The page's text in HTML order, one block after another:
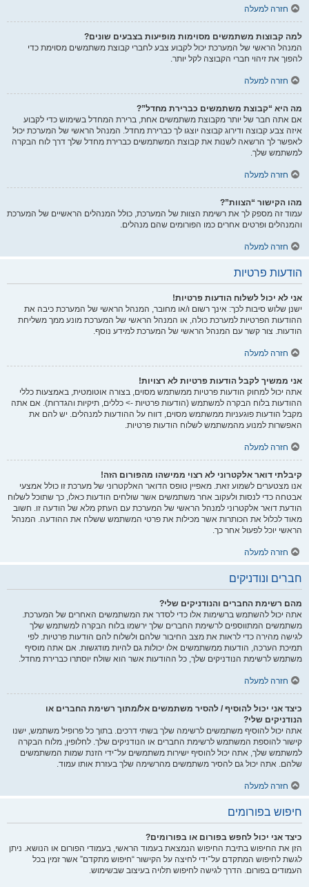
חזרה למעלה
למה קבוצות משתמשים מסוימות מופיעות בצבעים שונים?
המנהל הראשי של המערכת יכול לקבוע צבע לחברי קבוצת משתמשים מסוימת כדי
להפוך את זיהוי חברי הקבוצה לקל יותר.
חזרה למעלה
מה היא “קבוצת משתמשים כברירת מחדל”?
אם אתה חבר של יותר מקבוצת משתמשים אחת, ברירת המחדל בשימוש כדי לקבוע
איזה צבע קבוצה ודירוג קבוצה יוצגו לך כברירת מחדל. המנהל הראשי של המערכת יכול
לאפשר לך הרשאה לשנות את קבוצת המשתמשים כברירת מחדל שלך דרך לוח הבקרה
למשתמש שלך.
חזרה למעלה
מהו הקישור “הצוות”?
עמוד זה מספק לך את רשימת הצוות של המערכת, כולל המנהלים הראשיים של המערכת
והמנהלים ופרטים אחרים כמו הפורומים שהם מנהלים.
חזרה למעלה
הודעות פרטיות
אני לא יכול לשלוח הודעות פרטיות!
ישנן שלוש סיבות לכך: אינך רשום ו/או מחובר, המנהל הראשי של המערכת כיבה את
ההודעות הפרטיות למערכת כולה, או המנהל הראשי של המערכת מונע ממך משליחת
הודעות. צור קשר עם המנהל הראשי של המערכת למידע נוסף.
חזרה למעלה
אני ממשיך לקבל הודעות פרטיות לא רצויות!
אתה יכול למחוק הודעות פרטיות ממשתמש מסוים, בצורה אוטומטית, באמצעות כללי
ההודעות בלוח הבקרה למשתמש (הודעות פרטיות -> כללים, תיקיות והגדרות). אם אתה
מקבל הודעות פוגעניות ממשתמש מסוים, דווח על ההודעות למנהלים. יש להם את
האפשרות למנוע מהמשתמש לשלוח הודעות פרטיות.
חזרה למעלה
קיבלתי דואר אלקטרוני לא רצוי ממישהו מהפורום הזה!
אנו מצטערים לשמוע זאת. מאפיין טופס הדואר האלקטרוני של מערכת זו כולל אמצעי
אבטחה כדי לנסות ולעקוב אחר משתמשים אשר שולחים הודעות כאלו, כך שתוכל לשלוח
הודעת דואר אלקטרוני למנהל הראשי של המערכת עם העתק מלא של הודעה זו. חשוב
מאוד לכלול את הכותרות אשר מכילות את פרטי המשתמש ששלח את ההודעה. המנהל
הראשי יוכל לפעול אחר כך.
חזרה למעלה
חברים ונודניקים
מהם רשימת החברים והנודניקים שלי?
אתה יכול להשתמש ברשימות אלו כדי לסדר את המשתמשים האחרים של המערכת.
משתמשים המתווספים לרשימת החברים שלך ירשמו בלוח הבקרה למשתמש שלך
לגישה מהירה כדי לראות את מצב החיבור שלהם ולשלוח להם הודעות פרטיות. לפי
תמיכת הערכה, הודעות ממשתמשים אלו יכולות גם להיות מודגשות. אם אתה מוסיף
משתמש לרשימת הנודניקים שלך, כל ההודעות אשר הוא שולח יוסתרו כברירת מחדל.
חזרה למעלה
כיצד אני יכול להוסיף / להסיר משתמשים אל/מתוך רשימת החברים או
הנודניקים שלי?
אתה יכול להוסיף משתמשים לרשימה שלך בשתי דרכים. בתוך כל פרופיל משתמש, ישנו
קישור להוספת המשתמש לרשימת החברים או הנודניקים שלך. לחלופין, מלוח הבקרה
למשתמש שלך, אתה יכול להוסיף ישירות משתמשים על־ידי הזנת שמות המשתמשים
שלהם. אתה יכול גם להסיר משתמשים מהרשימה שלך בעזרת אותו עמוד.
חזרה למעלה
חיפוש בפורומים
כיצד אני יכול לחפש בפורום או בפורומים?
הזן את החיפוש בתיבת החיפוש הנמצאת בעמוד הראשי, בעמודי הפורום או הנושא. ניתן
לגשת לחיפוש המתקדם על־ידי לחיצה על הקישור “חיפוש מתקדם” אשר זמין בכל
העמודים בפורום. הדרך לגישה לחיפוש תלויה בעיצוב שבשימוש.